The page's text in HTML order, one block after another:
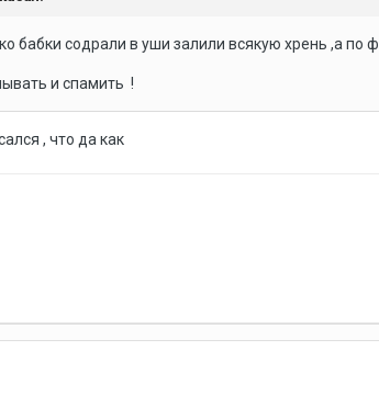
бабки содрали в уши залили всякую хрень ,а по
и спамить !
, что да как